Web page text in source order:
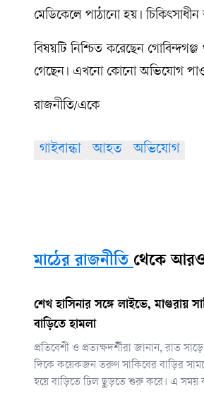
মেডিকেলে পাঠানো হয়। চিকিৎসাধীন
বিষয়টি নিশ্চিত করেছেন
গেছেন। এখনো কোনো অভিযোগ
রাজনীতি/একে
গাইবান্ধা আহত অভিযোগ
মাঠের রাজনীতি থেকে
শেখ হাসিনার সঙ্গে লাইভে, মাগুরায়
বাড়িতে হামলা
প্রতিবেশী ও প্রত্যক্ষদর্শীরা জানান, রাত
দিকে কয়েকজন তরুণ সাকিবের বাড়ির
হয়ে বাড়িতে ঢিল ছুড়তে শুরু করে। এ সময়